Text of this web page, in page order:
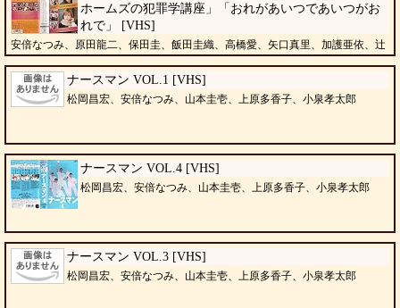
ホームズの犯罪学講座」「おれがあいつであいつがお
れで」 [VHS]
安倍なつみ、原田龍二、保田圭、飯田圭織、高橋愛、矢口真里、加護亜依、辻
ナースマン VOL.1 [VHS]
松岡昌宏、安倍なつみ、山本圭壱、上原多香子、小泉孝太郎
ナースマン VOL.4 [VHS]
松岡昌宏、安倍なつみ、山本圭壱、上原多香子、小泉孝太郎
ナースマン VOL.3 [VHS]
松岡昌宏、安倍なつみ、山本圭壱、上原多香子、小泉孝太郎